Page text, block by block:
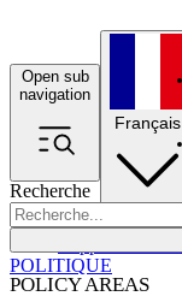
Open sub
navigation
Recherche
POLICY AREAS
Français
POLITIQUE